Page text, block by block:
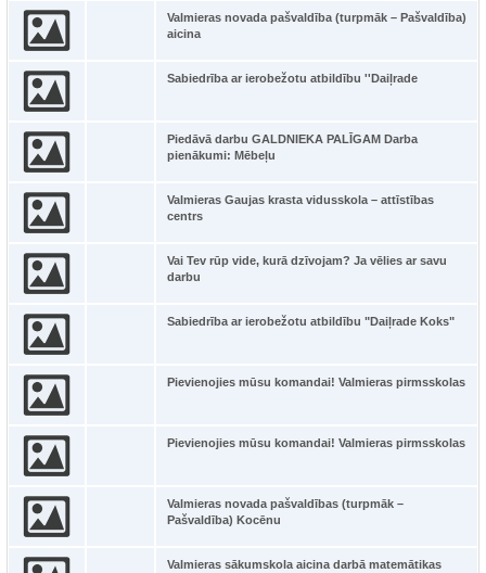
Valmieras novada pašvaldība (turpmāk – Pašvaldība)
aicina
Sabiedrība ar ierobežotu atbildību ''Daiļrade
Piedāvā darbu GALDNIEKA PALĪGAM Darba
pienākumi: Mēbeļu
Valmieras Gaujas krasta vidusskola – attīstības
centrs
Vai Tev rūp vide, kurā dzīvojam? Ja vēlies ar savu
darbu
Sabiedrība ar ierobežotu atbildību "Daiļrade Koks"
Pievienojies mūsu komandai! Valmieras pirmsskolas
Pievienojies mūsu komandai! Valmieras pirmsskolas
Valmieras novada pašvaldības (turpmāk –
Pašvaldība) Kocēnu
Valmieras sākumskola aicina darbā matemātikas